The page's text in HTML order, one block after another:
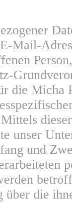
Mail-
die Micha
dieser
unser
und
die